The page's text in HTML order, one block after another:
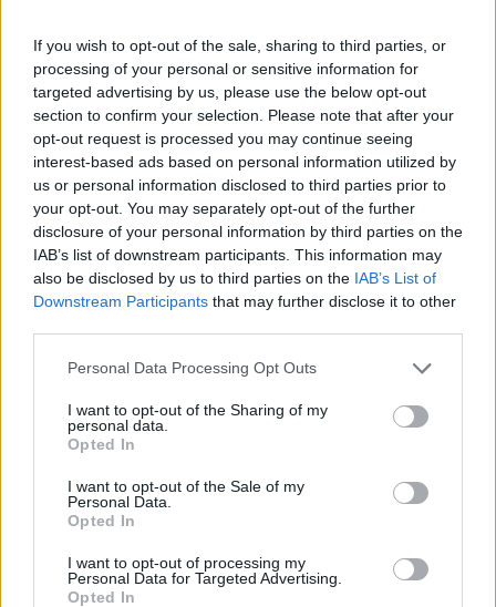
If you wish to opt-out of the sale, sharing to third parties, or
processing of your personal or sensitive information for
targeted advertising by us, please use the below opt-out
section to confirm your selection. Please note that after your
opt-out request is processed you may continue seeing
interest-based ads based on personal information utilized by
us or personal information disclosed to third parties prior to
your opt-out. You may separately opt-out of the further
disclosure of your personal information by third parties on the
IAB’s list of downstream participants. This information may
also be disclosed by us to third parties on the IAB’s List of
Downstream Participants that may further disclose it to other
Please note that this website/app uses one or more Google
not limited to your visit or usage behaviour. You may click to
grant or deny consent to Google and its third-party tags to
use your data for below specified purposes in below Google
consent section.
Personal Data Processing Opt Outs
I want to opt-out of the Sharing of my
personal data.
Opted In
I want to opt-out of the Sale of my
Personal Data.
Opted In
I want to opt-out of processing my
Personal Data for Targeted Advertising.
Opted In
AUTORE
AiAdhubMedia